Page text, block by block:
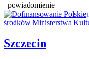
powiadomienie
Szczecin